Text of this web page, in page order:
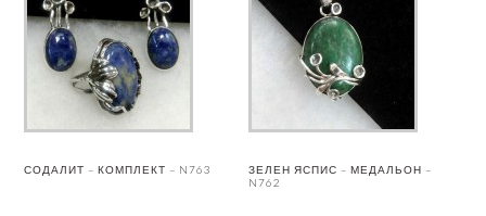
СОДАЛИТ – КОМПЛЕКТ – N763
ЗЕЛЕН ЯСПИС – МЕДАЛЬОН –
N762